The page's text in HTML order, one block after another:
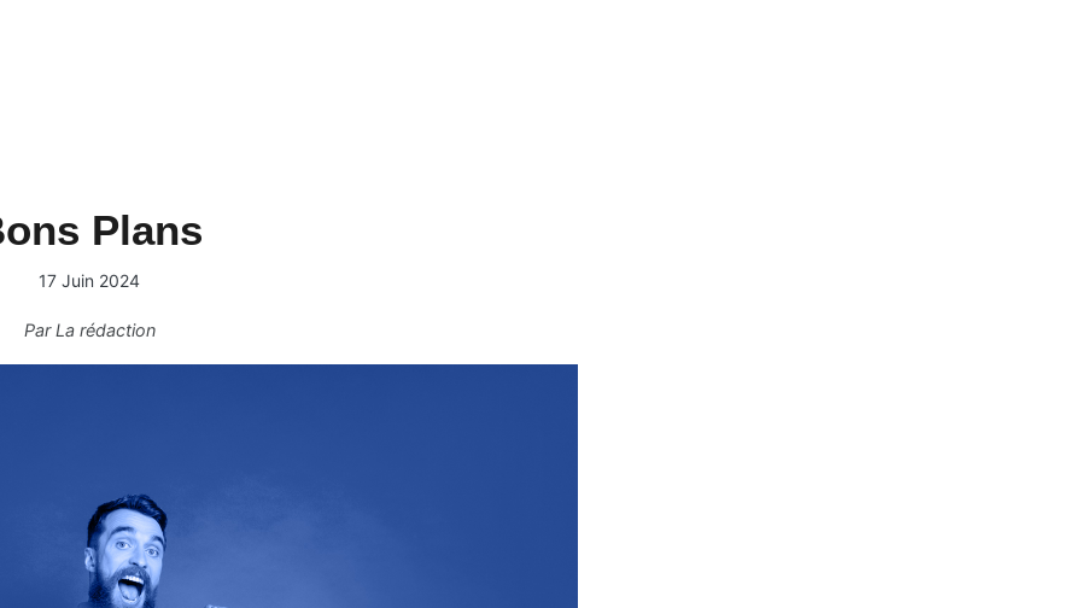
Plans
17 Juin 2024
ParLa rédaction